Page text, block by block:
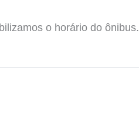
o horário do ônibus.